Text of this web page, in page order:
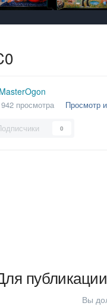
MasterOgon
942 просмотра Просмотр
0
Вы